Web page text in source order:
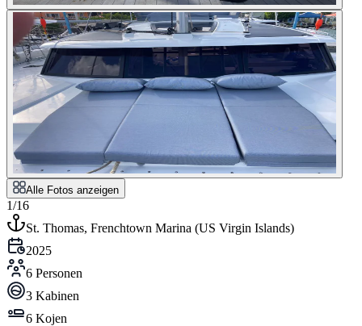
Alle Fotos anzeigen
1/16
St. Thomas, Frenchtown Marina (US Virgin Islands)
2025
6 Personen
3 Kabinen
6 Kojen